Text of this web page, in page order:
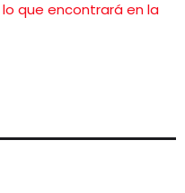
lo que encontrará en la